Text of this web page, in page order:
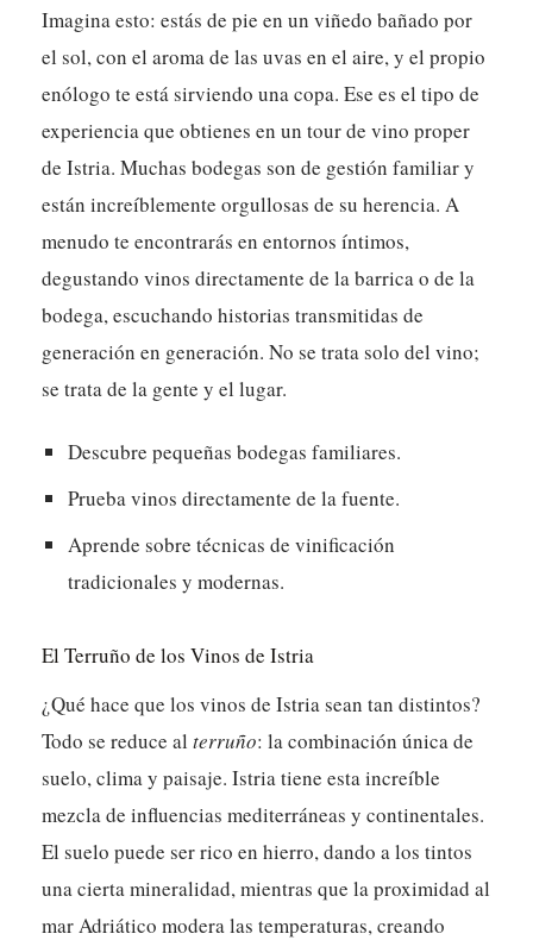
Imagina esto: estás de pie en un viñedo bañado por
el sol, con el aroma de las uvas en el aire, y el propio
enólogo te está sirviendo una copa. Ese es el tipo de
experiencia que obtienes en un tour de vino proper
de Istria. Muchas bodegas son de gestión familiar y
están increíblemente orgullosas de su herencia. A
menudo te encontrarás en entornos íntimos,
degustando vinos directamente de la barrica o de la
bodega, escuchando historias transmitidas de
generación en generación. No se trata solo del vino;
se trata de la gente y el lugar.
Descubre pequeñas bodegas familiares.
Prueba vinos directamente de la fuente.
Aprende sobre técnicas de vinificación
tradicionales y modernas.
El Terruño de los Vinos de Istria
¿Qué hace que los vinos de Istria sean tan distintos?
Todo se reduce alterruño: la combinación única de
suelo, clima y paisaje. Istria tiene esta increíble
mezcla de influencias mediterráneas y continentales.
El suelo puede ser rico en hierro, dando a los tintos
una cierta mineralidad, mientras que la proximidad al
mar Adriático modera las temperaturas, creando